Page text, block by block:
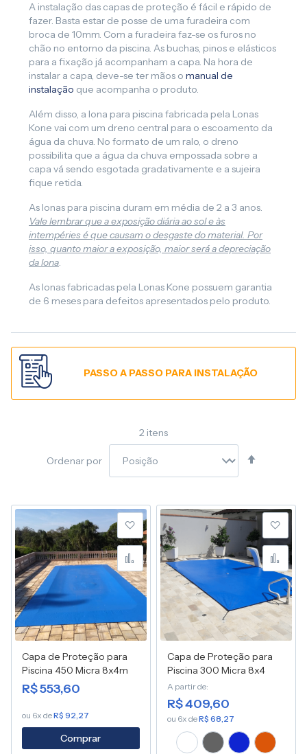
A instalação das capas de proteção é fácil e rápido de
fazer. Basta estar de posse de uma furadeira com
broca de 10mm. Com a furadeira faz-se os furos no
chão no entorno da piscina. As buchas, pinos e elásticos
para a fixação já acompanham a capa. Na hora de
instalar a capa, deve-se ter mãos o manual de
instalação que acompanha o produto.
Além disso, a lona para piscina fabricada pela Lonas
Kone vai com um dreno central para o escoamento da
água da chuva. No formato de um ralo, o dreno
possibilita que a água da chuva empossada sobre a
capa vá sendo esgotada gradativamente e a sujeira
fique retida.
As lonas para piscina duram em média de 2 a 3 anos.
Vale lembrar que a exposição diária ao sol e às
intempéries é que causam o desgaste do material. Por
isso, quanto maior a exposição, maior será a depreciação
da lona.
As lonas fabricadas pela Lonas Kone possuem garantia
de 6 meses para defeitos apresentados pelo produto.
2 itens
Ordenar por
Capa de Proteção para
Piscina 450 Micra 8x4m
R$ 553,60
ou 6x deR$ 92,27
Comprar
Adicionar à lista de
Adicionar para
Capa de Proteção para
Piscina 300 Micra 8x4
A partir de
R$ 409,60
ou 6x deR$ 68,27
PASSO A PASSO PARA INSTALAÇÃO